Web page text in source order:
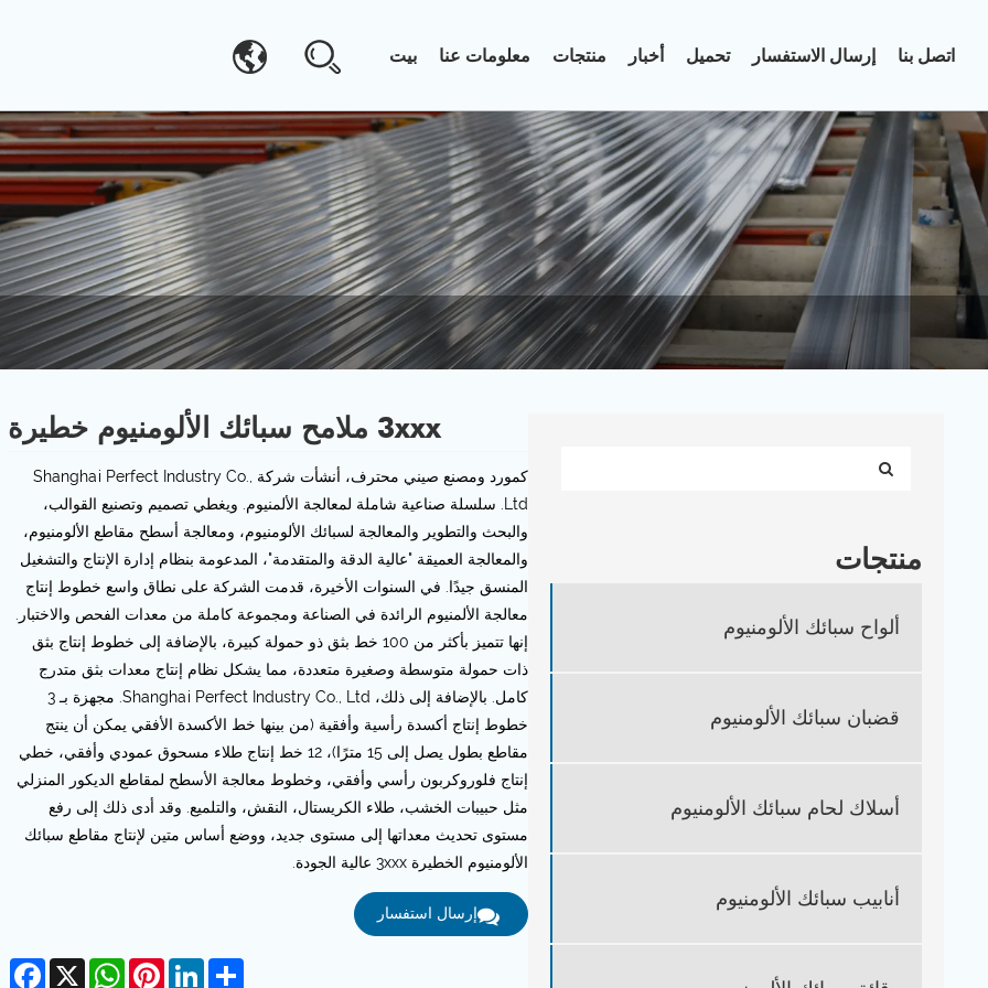
بيت معلومات عنا منتجات أخبار تحميل إرسال الاستفسار اتصل بنا
منتجات
ألواح سبائك الألومنيوم
قضبان سبائك الألومنيوم
أسلاك لحام سبائك الألومنيوم
أنابيب سبائك الألومنيوم
3xxx ملامح سبائك الألومنيوم خطيرة
كمورد ومصنع صيني محترف، أنشأت شركة Shanghai Perfect Industry Co.,
Ltd. سلسلة صناعية شاملة لمعالجة الألمنيوم. ويغطي تصميم وتصنيع القوالب،
والبحث والتطوير والمعالجة لسبائك الألومنيوم، ومعالجة أسطح مقاطع الألومنيوم،
والمعالجة العميقة "عالية الدقة والمتقدمة"، المدعومة بنظام إدارة الإنتاج والتشغيل
المنسق جيدًا. في السنوات الأخيرة، قدمت الشركة على نطاق واسع خطوط إنتاج
معالجة الألمنيوم الرائدة في الصناعة ومجموعة كاملة من معدات الفحص والاختبار.
إنها تتميز بأكثر من 100 خط بثق ذو حمولة كبيرة، بالإضافة إلى خطوط إنتاج بثق
ذات حمولة متوسطة وصغيرة متعددة، مما يشكل نظام إنتاج معدات بثق متدرج
كامل. بالإضافة إلى ذلك، Shanghai Perfect Industry Co., Ltd. مجهزة بـ 3
خطوط إنتاج أكسدة رأسية وأفقية (من بينها خط الأكسدة الأفقي يمكن أن ينتج
مقاطع بطول يصل إلى 15 مترًا)، 12 خط إنتاج طلاء مسحوق عمودي وأفقي، خطي
إنتاج فلوروكربون رأسي وأفقي، وخطوط معالجة الأسطح لمقاطع الديكور المنزلي
مثل حبيبات الخشب، طلاء الكريستال، النقش، والتلميع. وقد أدى ذلك إلى رفع
مستوى تحديث معداتها إلى مستوى جديد، ووضع أساس متين لإنتاج مقاطع سبائك
الألومنيوم الخطيرة 3xxx عالية الجودة.
إرسال استفسار
X
WhatsAppPinterestLinkedInShare